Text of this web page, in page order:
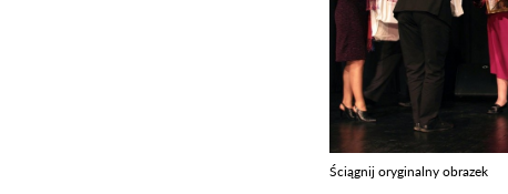
Ściągnij oryginalny obrazek